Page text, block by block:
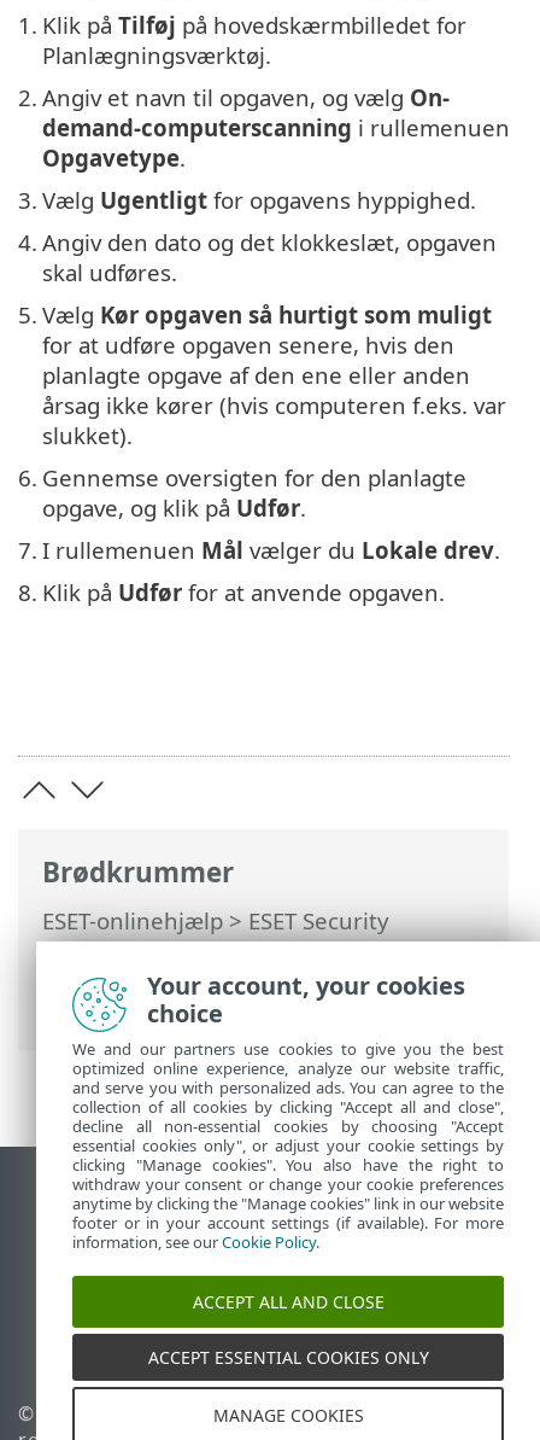
Brødkrummer
ESET-onlinehjælp>ESET Security
Ultimate>Ofte stillede spørgsmål>
Sådan planlægger du en ugentlig
computerscanning
1. Klik på Tilføj på hovedskærmbilledet for
Planlægningsværktøj.
2. Angiv et navn til opgaven, og vælg On-
demand-computerscanning i rullemenuen
Opgavetype.
3. Vælg Ugentligt for opgavens hyppighed.
4. Angiv den dato og det klokkeslæt, opgaven
skal udføres.
5. Vælg Kør opgaven så hurtigt som muligt
for at udføre opgaven senere, hvis den
planlagte opgave af den ene eller anden
årsag ikke kører (hvis computeren f.eks. var
slukket).
6. Gennemse oversigten for den planlagte
opgave, og klik på Udfør.
7. I rullemenuen Mål vælger du Lokale drev.
8. Klik på Udfør for at anvende opgaven.
Vis computerwebsted
End of Life
ESET-vidensbase
ESET-forum
ESET Status Portal
Regional support
© 1992 - 2025 ESET, spol. s
Administrer cookies
Your account, your cookies
choice
We and our partners use cookies to give you the best
optimized online experience, analyze our website traffic,
and serve you with personalized ads. You can agree to the
collection of all cookies by clicking "Accept all and close",
decline all non-essential cookies by choosing "Accept
essential cookies only", or adjust your cookie settings by
clicking "Manage cookies". You also have the right to
withdraw your consent or change your cookie preferences
anytime by clicking the "Manage cookies" link in our website
footer or in your account settings (if available). For more
information, see ourCookie Policy.
ACCEPT ALL AND CLOSE
ACCEPT ESSENTIAL COOKIES ONLY
MANAGE COOKIES